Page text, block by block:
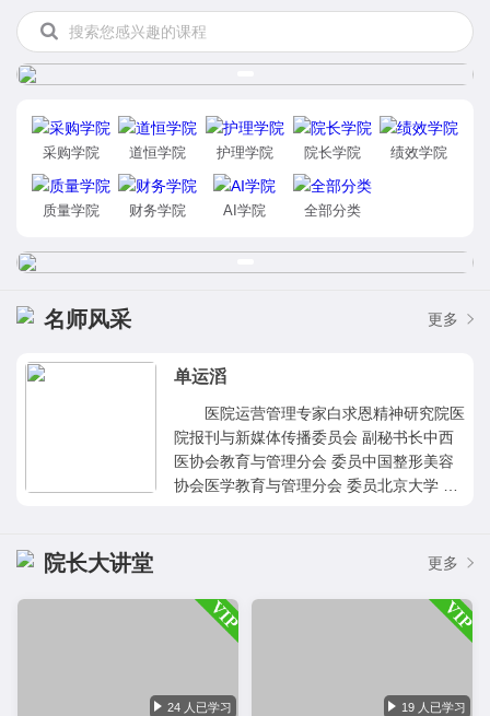
采购学院 道恒学院 护理学院 院长学院 绩效学院
质量学院 财务学院 AI学院 全部分类
名师风采 更多
单运滔
医院运营管理专家白求恩精神研究院医
院报刊与新媒体传播委员会 副秘书长中西
医协会教育与管理分会 委员中国整形美容
协会医学教育与管理分会 委员北京大学 上
规划师国际ACI注册培训师浙江省护理员资
验10年医院、科室精细化管理经验实战经
验：☆ 8年医疗机构品牌、服务实战经验，
训，曾服务于浙江省中医院、浙江中医药大
院长大讲堂 更多
24 人已学习 19 人已学习